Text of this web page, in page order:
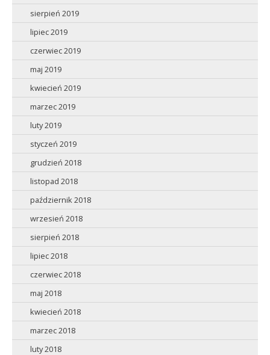
sierpień 2019
lipiec 2019
czerwiec 2019
maj 2019
kwiecień 2019
marzec 2019
luty 2019
styczeń 2019
grudzień 2018
listopad 2018
październik 2018
wrzesień 2018
sierpień 2018
lipiec 2018
czerwiec 2018
maj 2018
kwiecień 2018
marzec 2018
luty 2018